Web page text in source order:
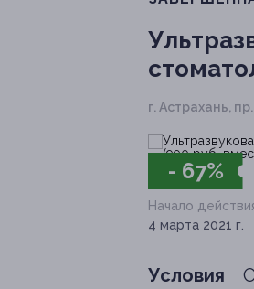
г. Астрахань,
- 67%
Начало
4 марта 2021 г.
Условия